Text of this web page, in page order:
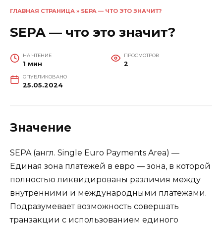
ГЛАВНАЯ СТРАНИЦА » SEPA — ЧТО ЭТО ЗНАЧИТ?
SEPA — что это значит?
НА ЧТЕНИЕ
1 мин
ПРОСМОТРОВ
2
ОПУБЛИКОВАНО
25.05.2024
Значение
SEPA (англ. Single Euro Payments Area) —
Единая зона платежей в евро — зона, в которой
полностью ликвидированы различия между
внутренними и международными платежами.
Подразумевает возможность совершать
транзакции с использованием единого